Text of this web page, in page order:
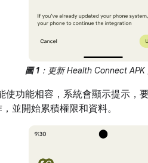
圖 1 ：更新 Health Connect APK
使功能相容，系統會顯示提示，
並開始累積權限和資料。